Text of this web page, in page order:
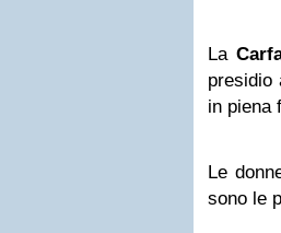
La
presidio
in piena
Le
sono le